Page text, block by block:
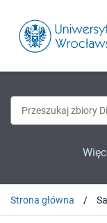
Strona główna